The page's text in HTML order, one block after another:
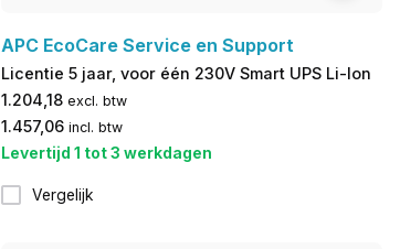
APC EcoCare Service en Support
Licentie 5 jaar, voor één 230V Smart UPS Li-Ion
1.204,18 excl. btw
1.457,06 incl. btw
Levertijd 1 tot 3 werkdagen
Vergelijk